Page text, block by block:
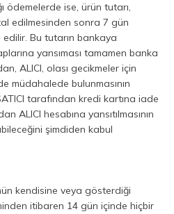
ödemelerde ise, ürün tutarı,
edilmesinden sonra 7 gün
Bu tutarın bankaya
yansıması tamamen banka
ALICI, olası gecikmeler için
müdahalede bulunmasının
tarafından kredi kartına iade
ALICI hesabına yansıtılmasının
şimdiden kabul
kendisine veya gösterdiği
itibaren 14 gün içinde hiçbir